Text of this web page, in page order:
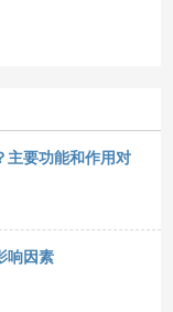
主要功能和作用对
响因素